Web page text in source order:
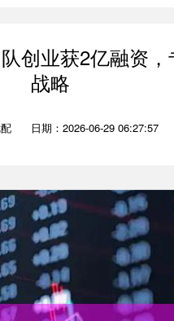
创业获2亿融资
战略
日期：2026-06-29 06:27:57